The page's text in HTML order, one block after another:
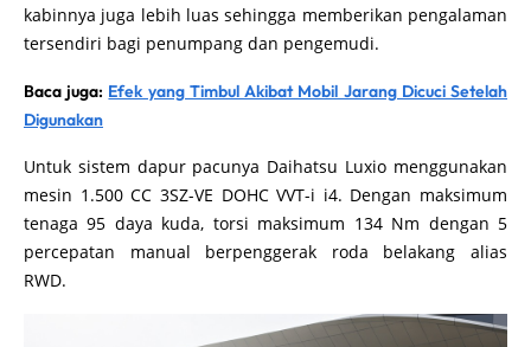
kabinnya juga lebih luas sehingga memberikan pengalaman
tersendiri bagi penumpang dan pengemudi.
Baca juga: Efek yang Timbul Akibat Mobil Jarang Dicuci Setelah
Digunakan
Untuk sistem dapur pacunya Daihatsu Luxio menggunakan
mesin 1.500 CC 3SZ-VE DOHC VVT-i i4. Dengan maksimum
tenaga 95 daya kuda, torsi maksimum 134 Nm dengan 5
percepatan manual berpenggerak roda belakang alias
RWD.